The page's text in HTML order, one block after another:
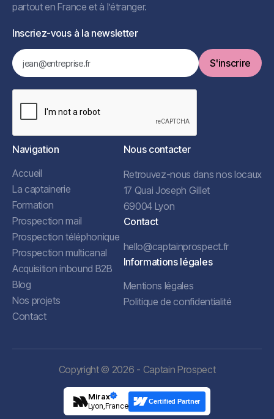
partout en France et à l’étranger.
Inscriez-vous à la newsletter
Navigation
Accueil
La captainerie
Formation
Prospection mail
Prospection téléphonique
Prospection multicanal
Acquisition inbound B2B
Blog
Nos projets
Contact
Nous contacter
Retrouvez-nous dans nos locaux
17 Quai Joseph Gillet
69004 Lyon
Contact
hello@captainprospect.fr
Informations légales
Mentions légales
Politique de confidentialité
Copyright © 2026 - Captain Prospect
Mirax
Lyon,France Certified Partner